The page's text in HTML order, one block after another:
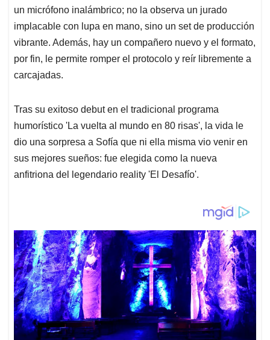
un micrófono inalámbrico; no la observa un jurado
implacable con lupa en mano, sino un set de producción
vibrante. Además, hay un compañero nuevo y el formato,
por fin, le permite romper el protocolo y reír libremente a
carcajadas.
Tras su exitoso debut en el tradicional programa
humorístico 'La vuelta al mundo en 80 risas', la vida le
dio una sorpresa a Sofía que ni ella misma vio venir en
sus mejores sueños: fue elegida como la nueva
anfitriona del legendario reality 'El Desafío'.